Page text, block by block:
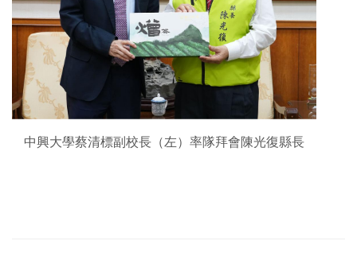
中興大學蔡清標副校長（左）率隊拜會陳光復縣長